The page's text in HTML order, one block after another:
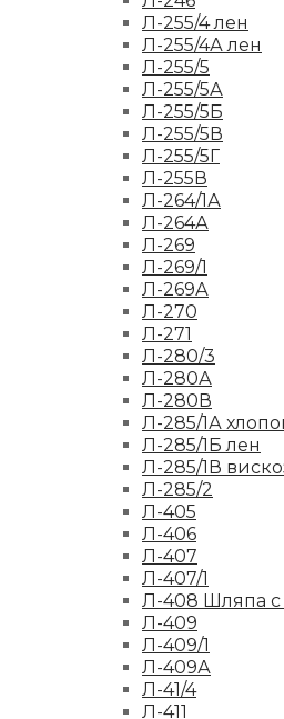
Л-255/4 лен
Л-255/4А лен
Л-255/5
Л-255/5А
Л-255/5Б
Л-255/5В
Л-255/5Г
Л-255В
Л-264/1А
Л-264А
Л-269
Л-269/1
Л-269А
Л-270
Л-271
Л-280/3
Л-280А
Л-280В
Л-285/1А
Л-285/1Б лен
Л-285/1В
Л-285/2
Л-405
Л-406
Л-407
Л-407/1
Л-408 Шляпа с
Л-409
Л-409/1
Л-409А
Л-41/4
Л-411